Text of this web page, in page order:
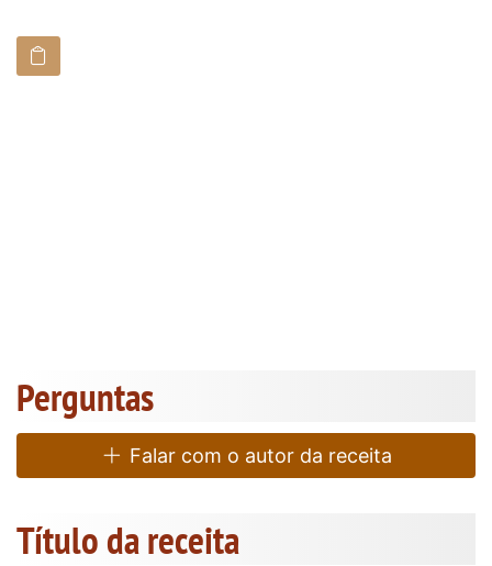
Perguntas
Falar com o autor da receita
Título da receita